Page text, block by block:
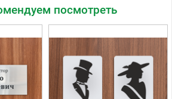
посмотреть